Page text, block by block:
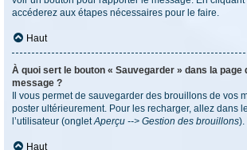
accéderez aux étapes nécessaires pour le faire.
Haut
À quoi sert le bouton « Sauvegarder » dans la page
message ?
Il vous permet de sauvegarder des brouillons de vos
poster ultérieurement. Pour les recharger, allez dans
l’utilisateur (ongletAperçu --> Gestion des brouillons).
Haut